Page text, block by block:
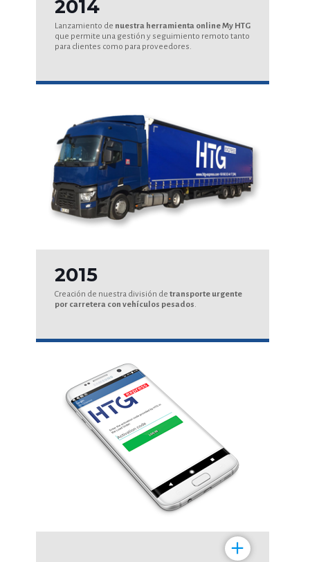
2014
Lanzamiento de nuestra herramienta online My HTG
que permite una gestión y seguimiento remoto tanto
para clientes como para proveedores.
2015
Creación de nuestra división de transporte urgente
por carretera con vehículos pesados.
+